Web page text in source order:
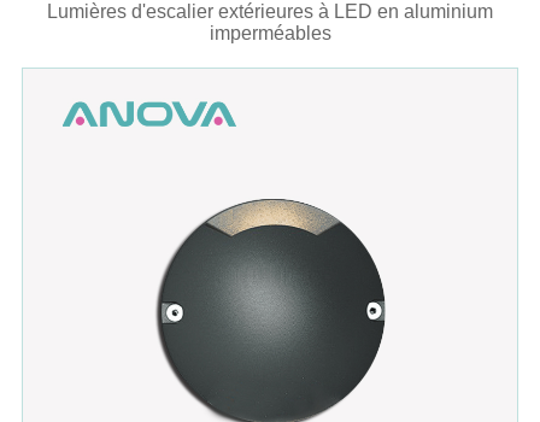
Lumières d'escalier extérieures à LED en aluminium
imperméables